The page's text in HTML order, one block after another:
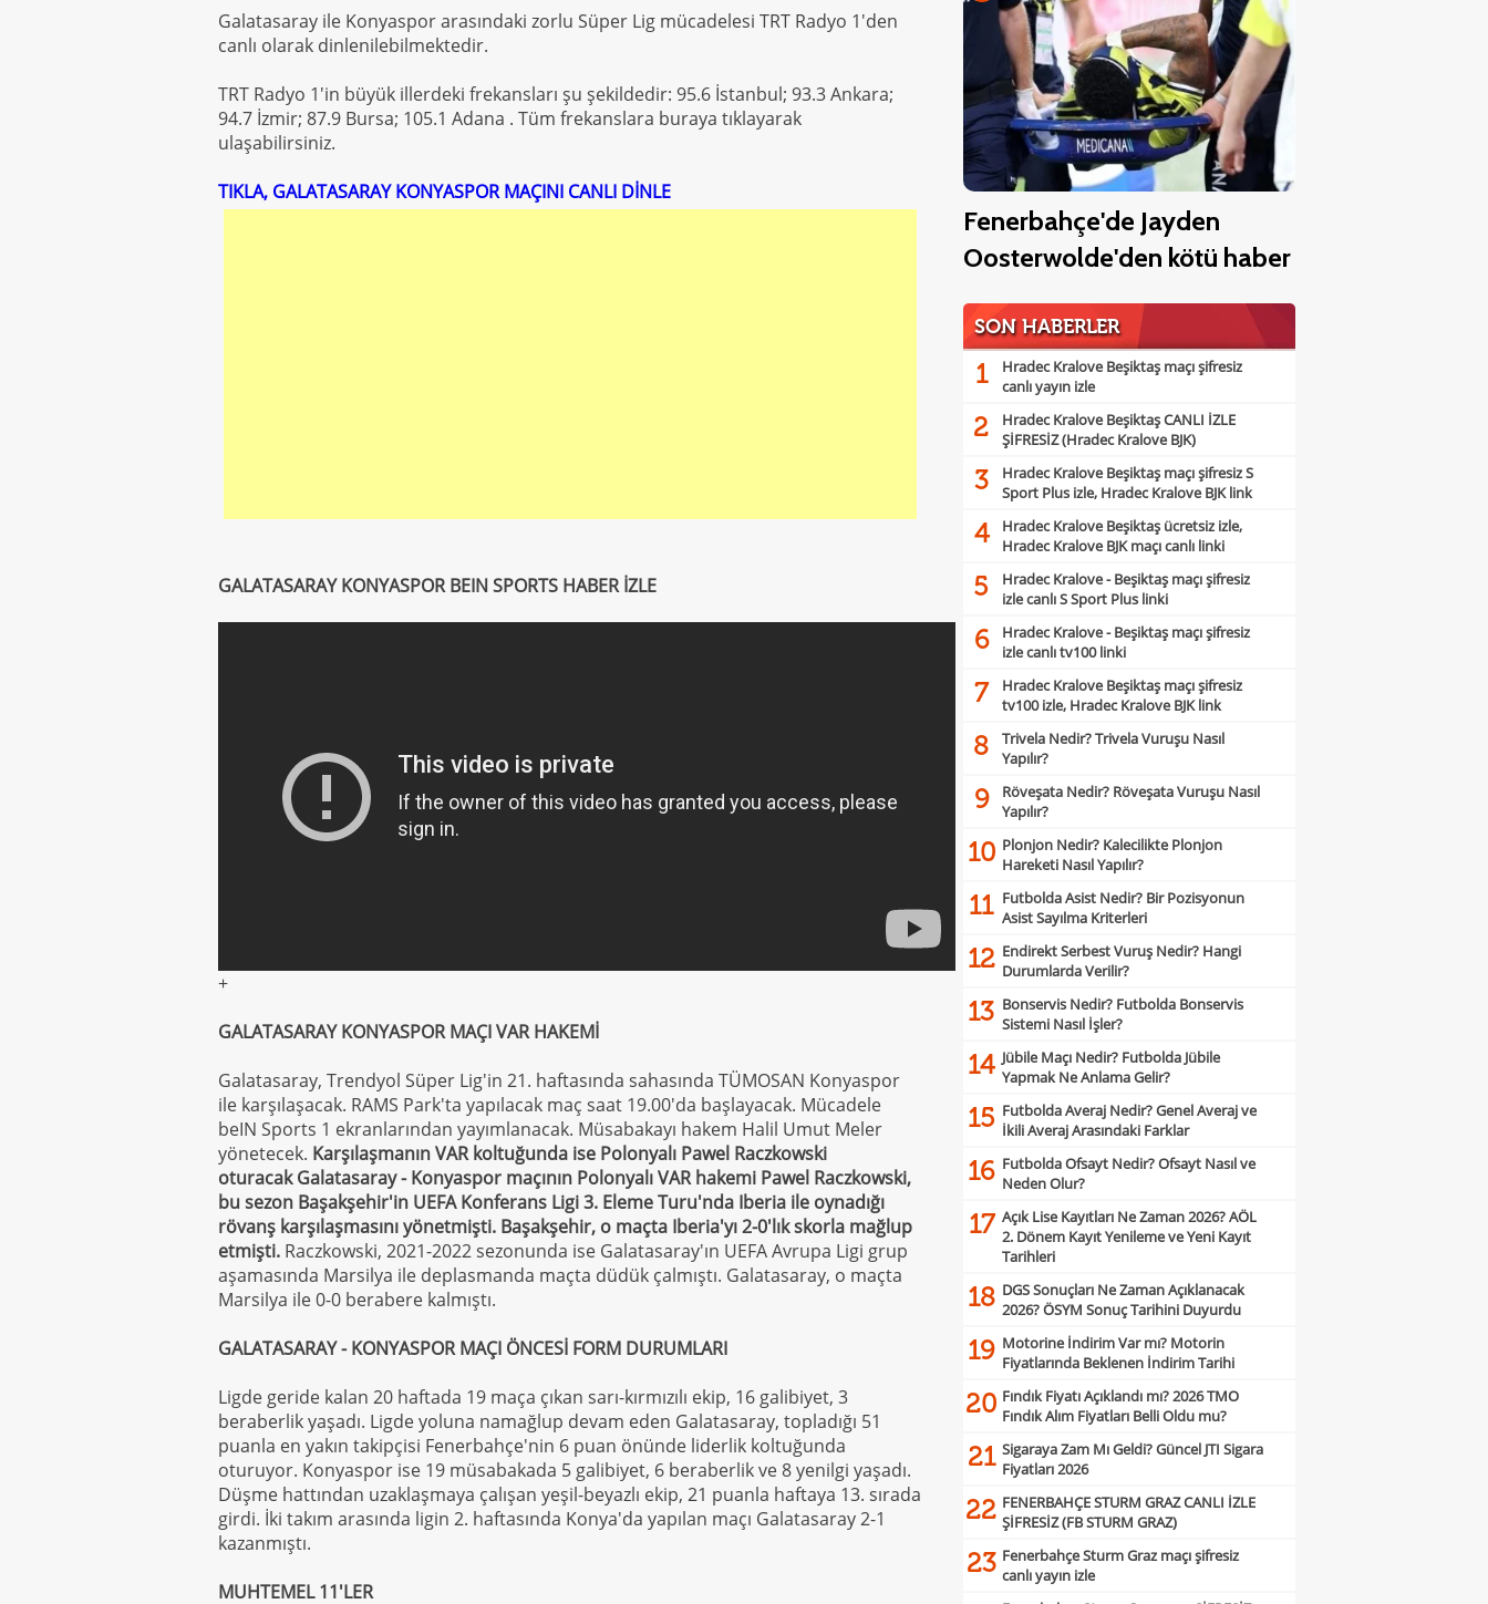
Galatasaray ile Konyaspor arasındaki zorlu Süper Lig mücadelesi TRT Radyo 1'den
canlı olarak dinlenilebilmektedir.
TRT Radyo 1'in büyük illerdeki frekansları şu şekildedir: 95.6 İstanbul; 93.3 Ankara;
94.7 İzmir; 87.9 Bursa; 105.1 Adana . Tüm frekanslara buraya tıklayarak
ulaşabilirsiniz.
TIKLA, GALATASARAY KONYASPOR MAÇINI CANLI DİNLE
GALATASARAY KONYASPOR BEIN SPORTS HABER İZLE
+
GALATASARAY KONYASPOR MAÇI VAR HAKEMİ
Galatasaray, Trendyol Süper Lig'in 21. haftasında sahasında TÜMOSAN Konyaspor
ile karşılaşacak. RAMS Park'ta yapılacak maç saat 19.00'da başlayacak. Mücadele
beIN Sports 1 ekranlarından yayımlanacak. Müsabakayı hakem Halil Umut Meler
yönetecek. Karşılaşmanın VAR koltuğunda ise Polonyalı Pawel Raczkowski
oturacakGalatasaray - Konyaspor maçının Polonyalı VAR hakemi Pawel Raczkowski,
bu sezon Başakşehir'in UEFA Konferans Ligi 3. Eleme Turu'nda Iberia ile oynadığı
rövanş karşılaşmasını yönetmişti. Başakşehir, o maçta Iberia'yı 2-0'lık skorla mağlup
etmişti. Raczkowski, 2021-2022 sezonunda ise Galatasaray'ın UEFA Avrupa Ligi grup
aşamasında Marsilya ile deplasmanda maçta düdük çalmıştı. Galatasaray, o maçta
Marsilya ile 0-0 berabere kalmıştı.
GALATASARAY - KONYASPOR MAÇI ÖNCESİ FORM DURUMLARI
Ligde geride kalan 20 haftada 19 maça çıkan sarı-kırmızılı ekip, 16 galibiyet, 3
beraberlik yaşadı. Ligde yoluna namağlup devam eden Galatasaray, topladığı 51
puanla en yakın takipçisi Fenerbahçe'nin 6 puan önünde liderlik koltuğunda
oturuyor. Konyaspor ise 19 müsabakada 5 galibiyet, 6 beraberlik ve 8 yenilgi yaşadı.
Düşme hattından uzaklaşmaya çalışan yeşil-beyazlı ekip, 21 puanla haftaya 13. sırada
girdi. İki takım arasında ligin 2. haftasında Konya'da yapılan maçı Galatasaray 2-1
kazanmıştı.
MUHTEMEL 11'LER
Fenerbahçe'de Jayden
Oosterwolde'den kötü haber
SON HABERLER
1
Hradec Kralove Beşiktaş maçı şifresiz
canlı yayın izle
2
Hradec Kralove Beşiktaş CANLI İZLE
ŞİFRESİZ (Hradec Kralove BJK)
3
Hradec Kralove Beşiktaş maçı şifresiz S
Sport Plus izle, Hradec Kralove BJK link
4
Hradec Kralove Beşiktaş ücretsiz izle,
Hradec Kralove BJK maçı canlı linki
5
Hradec Kralove - Beşiktaş maçı şifresiz
izle canlı S Sport Plus linki
6
Hradec Kralove - Beşiktaş maçı şifresiz
izle canlı tv100 linki
7
Hradec Kralove Beşiktaş maçı şifresiz
tv100 izle, Hradec Kralove BJK link
8
Trivela Nedir? Trivela Vuruşu Nasıl
Yapılır?
9
Röveşata Nedir? Röveşata Vuruşu Nasıl
Yapılır?
10 Plonjon Nedir? Kalecilikte Plonjon
Hareketi Nasıl Yapılır?
11 Futbolda Asist Nedir? Bir Pozisyonun
Asist Sayılma Kriterleri
12 Endirekt Serbest Vuruş Nedir? Hangi
Durumlarda Verilir?
13 Bonservis Nedir? Futbolda Bonservis
Sistemi Nasıl İşler?
14 Jübile Maçı Nedir? Futbolda Jübile
Yapmak Ne Anlama Gelir?
15 Futbolda Averaj Nedir? Genel Averaj ve
İkili Averaj Arasındaki Farklar
16 Futbolda Ofsayt Nedir? Ofsayt Nasıl ve
Neden Olur?
17 Açık Lise Kayıtları Ne Zaman 2026? AÖL
2. Dönem Kayıt Yenileme ve Yeni Kayıt
Tarihleri
18 DGS Sonuçları Ne Zaman Açıklanacak
2026? ÖSYM Sonuç Tarihini Duyurdu
19 Motorine İndirim Var mı? Motorin
Fiyatlarında Beklenen İndirim Tarihi
20 Fındık Fiyatı Açıklandı mı? 2026 TMO
Fındık Alım Fiyatları Belli Oldu mu?
21 Sigaraya Zam Mı Geldi? Güncel JTI Sigara
Fiyatları 2026
22 FENERBAHÇE STURM GRAZ CANLI İZLE
ŞİFRESİZ (FB STURM GRAZ)
23 Fenerbahçe Sturm Graz maçı şifresiz
canlı yayın izle